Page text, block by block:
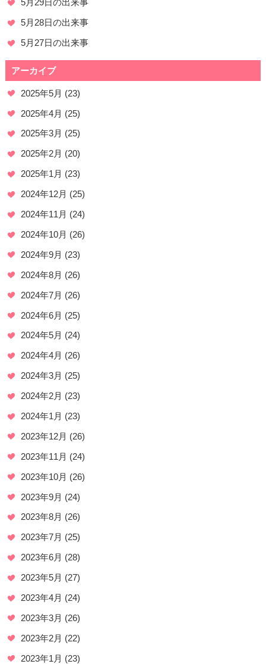
5月29日の出来事
5月28日の出来事
5月27日の出来事
アーカイブ
2025年5月 (23)
2025年4月 (25)
2025年3月 (25)
2025年2月 (20)
2025年1月 (23)
2024年12月 (25)
2024年11月 (24)
2024年10月 (26)
2024年9月 (23)
2024年8月 (26)
2024年7月 (26)
2024年6月 (25)
2024年5月 (24)
2024年4月 (26)
2024年3月 (25)
2024年2月 (23)
2024年1月 (23)
2023年12月 (26)
2023年11月 (24)
2023年10月 (26)
2023年9月 (24)
2023年8月 (26)
2023年7月 (25)
2023年6月 (28)
2023年5月 (27)
2023年4月 (24)
2023年3月 (26)
2023年2月 (22)
2023年1月 (23)